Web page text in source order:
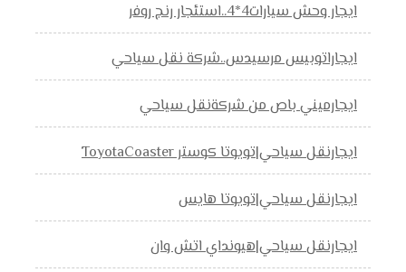
ايجار وحش سيارات4*4..استئجار رنج روفر
ايجاراتوبيس مرسيدس..شركة نقل سياحي
ايجارميني باص من شركةنقل سياحي
ايجارنقل سياحي|تويوتا كوستر ToyotaCoaster
ايجارنقل سياحي|تويوتا هايس
ايجارنقل سياحي|هيونداي اتش وان